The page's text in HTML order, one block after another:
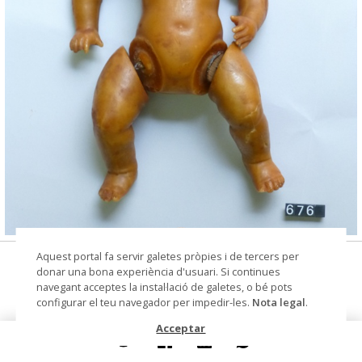
© Arxiu Fotogràfic del Consorci del Patrimoni de
Sitges
nina
Autoria Devesa, R. R. de la (fàbrica de
nines)
Aquest portal fa servir galetes pròpies i de tercers per
donar una bona experiència d'usuari. Si continues
navegant acceptes la instal·lació de galetes, o bé pots
configurar el teu navegador per impedir-les. Nota legal.
Acceptar